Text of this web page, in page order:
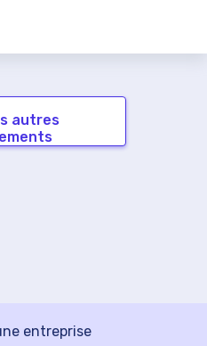
autres
entreprise